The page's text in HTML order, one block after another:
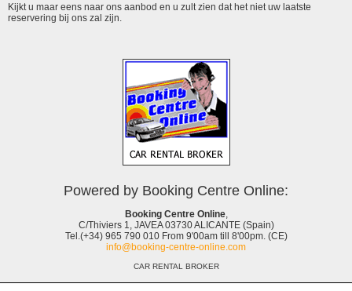
Kijkt u maar eens naar ons aanbod en u zult zien dat het niet uw laatste
reservering bij ons zal zijn.
Powered by Booking Centre Online:
Booking Centre Online,
C/Thiviers 1, JAVEA 03730 ALICANTE (Spain)
Tel.(+34) 965 790 010 From 9'00am till 8'00pm. (CE)
info@booking-centre-online.com
CAR RENTAL BROKER